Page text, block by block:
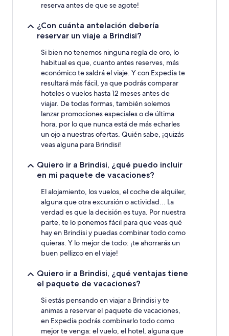
reserva antes de que se agote!
¿Con cuánta antelación debería
reservar un viaje a Brindisi?
Si bien no tenemos ninguna regla de oro, lo
habitual es que, cuanto antes reserves, más
económico te saldrá el viaje. Y con Expedia te
resultará más fácil, ya que podrás comparar
hoteles o vuelos hasta 12 meses antes de
viajar. De todas formas, también solemos
lanzar promociones especiales o de última
hora, por lo que nunca está de más echarles
un ojo a nuestras ofertas. Quién sabe, ¡quizás
veas alguna para Brindisi!
Quiero ir a Brindisi, ¿qué puedo incluir
en mi paquete de vacaciones?
El alojamiento, los vuelos, el coche de alquiler,
alguna que otra excursión o actividad... La
verdad es que la decisión es tuya. Por nuestra
parte, te lo ponemos fácil para que veas qué
hay en Brindisi y puedas combinar todo como
quieras. Y lo mejor de todo: ¡te ahorrarás un
buen pellizco en el viaje!
Quiero ir a Brindisi, ¿qué ventajas tiene
el paquete de vacaciones?
Si estás pensando en viajar a Brindisi y te
animas a reservar el paquete de vacaciones,
en Expedia podrás combinarlo todo como
mejor te venga: el vuelo, el hotel, alguna que